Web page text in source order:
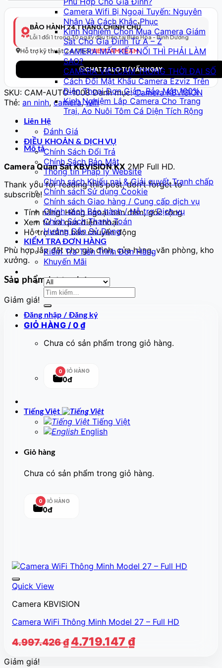
Camera Wifi Bị Ngoại Tuyến: Nguyên
Nhân Và Cách Khắc Phục
Kinh Nghiệm Chọn Mua Camera Giám
Sát Cho Gia Đình Từ A – Z
CAMERA MẤT KẾT NỐI THÌ PHẢI LÀM
SAO?
CAMERA VIETCAM TRONG THỜI ĐẠI SỐ
Cách Đổi Mật Khẩu Camera Ezviz Trên
Điện Thoại Đơn Giản, Bảo Mật 100%
Kinh Nghiệm Lắp Camera Cho Trang
Trại, Ao Nuôi Tôm Cá Diện Tích Rộng
Liên Hệ
Đánh Giá
ĐIỀU KHOẢN & DỊCH VỤ
Chính Sách Đổi Trả
Chính Sách Bảo Mật
Thông tin Pháp lý Website
Chính sách Khiếu nại & Giải quyết Tranh chấp
Chính sách Sử dụng Cookie
Chính sách Giao hàng / Cung cấp dịch vụ
Chính sách Bảo hành / Hỗ trợ Dịch vụ
Chính Sách Thanh Toán
Hướng Dẫn Sử Dụng
KIỂM TRA ĐƠN HÀNG
Kiểm Tra Tiến Trình Đơn Hàng
Khuyến Mãi
Tìm
Đăng nhập / Đăng ký
GIỎ HÀNG / 0 ₫
Chưa có sản phẩm trong giỏ hàng.
0 GIỎ HÀNG
0đ
Tiếng Việt
Tiếng Việt
English
Giỏ hàng
Chưa có sản phẩm trong giỏ hàng.
0 GIỎ HÀNG
0đ
Thông
Model
–
Full
HD
số
BẢO HÀNH 24 THÁNG CHÍNH CHỦ
Lỗi 1 đổi 1 trong 30 ngày đầu tiên tại Biên Hòa - Bình Dương
Hỗ trợ kỹ thuật 24/7 bởiVIETCAM TEAM
CHAT ZALO TƯ VẤN NGAY
SKU: CAM-AUTO-1008 Danh mục:Camera KBVISION
Thẻ: an ninh, camera,wifi
Mô tả
Camera Quan Sát KBVISION KX 2MP Full HD.
Thank you for reading this post, don't forget to
subscribe!
Tính năng: Hồng ngoại ban đêm, góc rộng
Xem từ xa qua điện thoại
Hỗ trợ cảnh báo chuyển động
Phù hợp lắp đặt cho gia đình, cửa hàng, văn phòng, kho
xưởng.
Sản phẩm tương tự
Giảm giá!
Quick View
Camera KBVISION
Camera WiFi Thông Minh Model 27 – Full HD
4.997.426₫ Giá
4.719.147₫Giá
Giảm giá!